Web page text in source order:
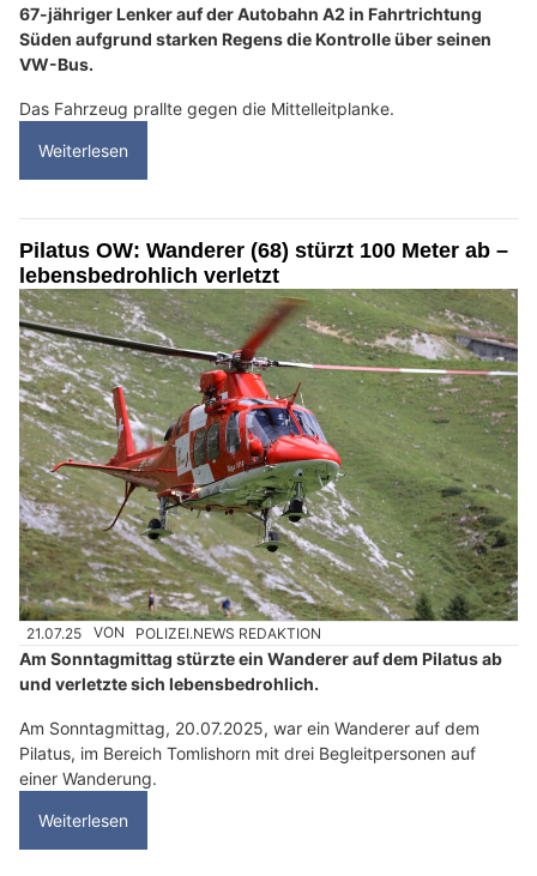
67-jähriger Lenker auf der Autobahn A2 in Fahrtrichtung
Süden aufgrund starken Regens die Kontrolle über seinen
VW-Bus.
Das Fahrzeug prallte gegen die Mittelleitplanke.
Weiterlesen
Pilatus OW: Wanderer (68) stürzt 100 Meter ab –
lebensbedrohlich verletzt
21.07.25 VON POLIZEI.NEWS REDAKTION
Am Sonntagmittag stürzte ein Wanderer auf dem Pilatus ab
und verletzte sich lebensbedrohlich.
Am Sonntagmittag, 20.07.2025, war ein Wanderer auf dem
Pilatus, im Bereich Tomlishorn mit drei Begleitpersonen auf
einer Wanderung.
Weiterlesen